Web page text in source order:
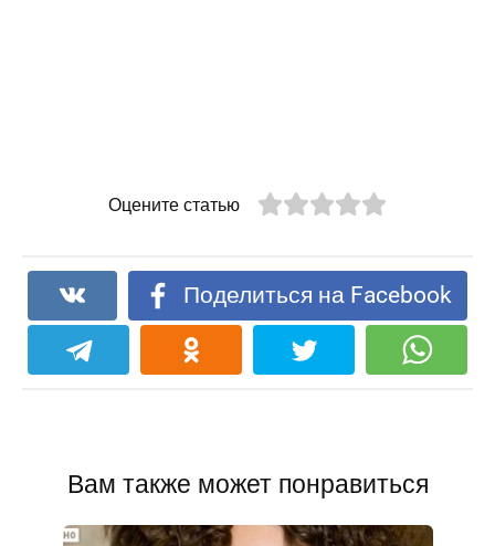
Оцените статью
Поделиться на Facebook
Вам также может понравиться